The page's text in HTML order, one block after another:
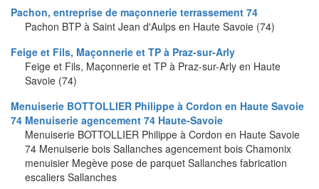
Pachon, entreprise de maçonnerie terrassement 74
Pachon BTP à Saint Jean d'Aulps en Haute Savoie (74)
Feige et Fils, Maçonnerie et TP à Praz-sur-Arly
Feige et Fils, Maçonnerie et TP à Praz-sur-Arly en Haute
Savoie (74)
Menuiserie BOTTOLLIER Philippe à Cordon en Haute Savoie
74 Menuiserie agencement 74 Haute-Savoie
Menuiserie BOTTOLLIER Philippe à Cordon en Haute Savoie
74 Menuiserie bois Sallanches agencement bois Chamonix
menuisier Megève pose de parquet Sallanches fabrication
escaliers Sallanches